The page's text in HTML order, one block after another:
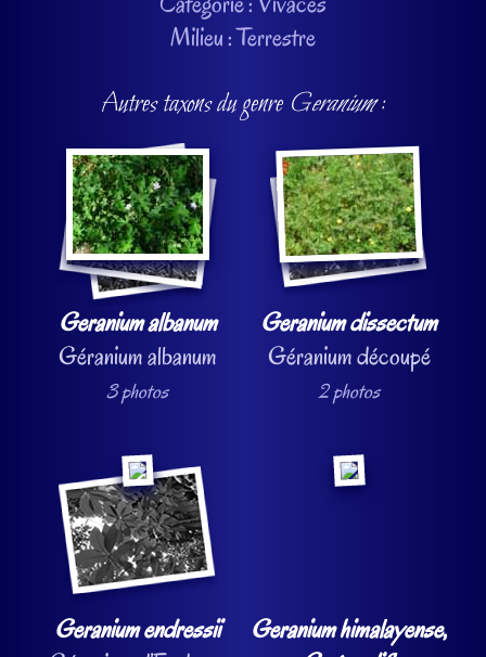
Milieu : Terrestre
Autres taxons du genre Geranium:
Geranium albanum
Géranium albanum
3 photos
Geranium dissectum
Géranium découpé
2 photos
Geranium endressii
Geranium himalayense,